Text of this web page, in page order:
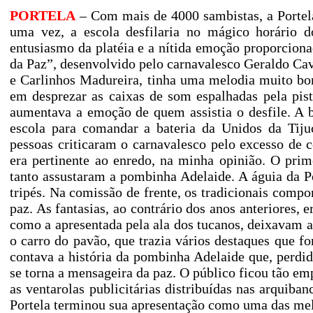
PORTELA – Com mais de 4000 sambistas, a
uma vez, a escola desfilaria no mágico horário
entusiasmo da platéia e a nítida emoção
da Paz”, desenvolvido pelo carnavalesco Geraldo
e Carlinhos Madureira, tinha uma melodia muito
em desprezar as caixas de som espalhadas pela
aumentava a emoção de quem assistia o desfile.
escola para comandar a bateria da Unidos da
pessoas criticaram o carnavalesco pelo excesso
era pertinente ao enredo, na minha opinião. O
tanto assustaram a pombinha Adelaide. A águia da
tripés. Na comissão de frente, os tradicionais
paz. As fantasias, ao contrário dos anos anteriores,
como a apresentada pela ala dos tucanos,
o carro do pavão, que trazia vários destaques que
contava a história da pombinha Adelaide que,
se torna a mensageira da paz. O público ficou tão
as ventarolas publicitárias distribuídas nas
Portela terminou sua apresentação como uma das